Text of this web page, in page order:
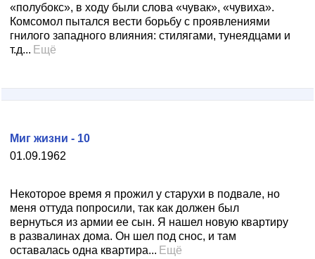
«полубокс», в ходу были слова «чувак», «чувиха».
Комсомол пытался вести борьбу с проявлениями
гнилого западного влияния: стилягами, тунеядцами и
т.д... Ещё
01.09.1962
Миг жизни - 10
Некоторое время я прожил у старухи в подвале, но
меня оттуда попросили, так как должен был
вернуться из армии ее сын. Я нашел новую квартиру
в развалинах дома. Он шел под снос, и там
оставалась одна квартира... Ещё